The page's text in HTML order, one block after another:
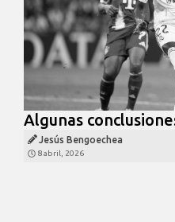
Algunas
Jesús Bengoechea
8 abril, 2026